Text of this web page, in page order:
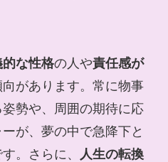
な性格の人や責任感が
があります。常に物事
勢や、周囲の期待に応
が、夢の中で急降下と
。さらに、
人生の転換